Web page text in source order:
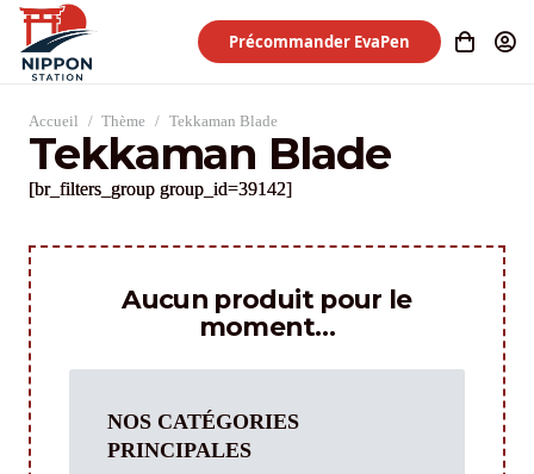
Précommander EvaPen
Accueil / Thème / Tekkaman Blade
Tekkaman Blade
[br_filters_group group_id=39142]
Aucun produit pour le
moment…
NOS CATÉGORIES
PRINCIPALES